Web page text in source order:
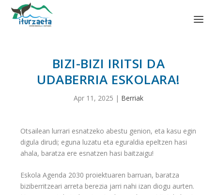
BIZI-BIZI IRITSI DA
UDABERRIA ESKOLARA!
Apr 11, 2025 | Berriak
Otsailean lurrari esnatzeko abestu genion, eta kasu egin
digula dirudi; eguna luzatu eta eguraldia epeltzen hasi
ahala, baratza ere esnatzen hasi baitzaigu!
Eskola Agenda 2030 proiektuaren barruan, baratza
biziberritzeari arreta berezia jarri nahi izan diogu aurten.